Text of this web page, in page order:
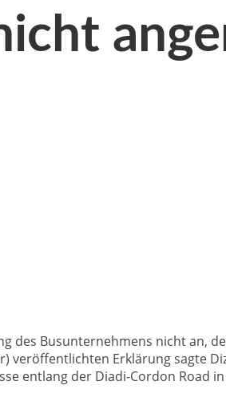
des Busunternehmens nicht an,
Erklärung sagte
entlang der Diadi-Cordon Road